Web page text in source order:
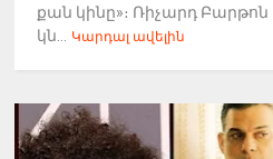
քան կինը»։ Ռիչարդ Բարթոն
կն...
Կարդալ ավելին